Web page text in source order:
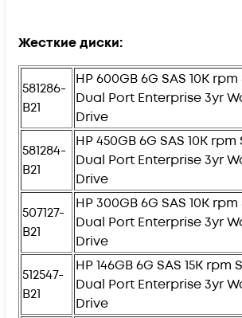
Жесткие диски:
581286-
B21
HP 600GB 6G SAS 10K rpm
Dual Port Enterprise 3yr
Drive
581284-
B21
HP 450GB 6G SAS 10K rpm
Dual Port Enterprise 3yr
Drive
507127-
B21
HP 300GB 6G SAS 10K rpm
Dual Port Enterprise 3yr
Drive
512547-
B21
HP 146GB 6G SAS 15K rpm
Dual Port Enterprise 3yr
Drive